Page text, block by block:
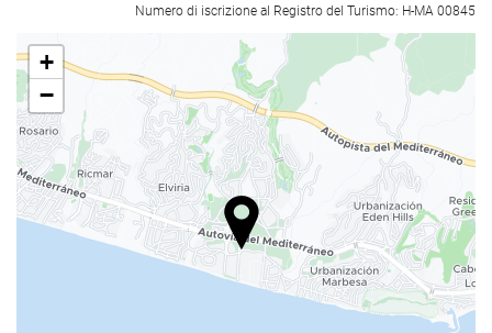
Zona fumatori
Benessere
bar a bordo piscina
teli da bagno
sdraio/lettini
Numero di iscrizione al Registro del Turismo: H-MA 00845
+
−